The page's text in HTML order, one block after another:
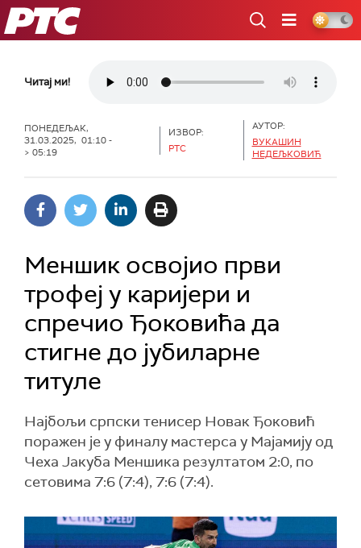
РТС
Читај ми!
ПОНЕДЕЉАК,
31.03.2025, 01:10 -
> 05:19
ИЗВОР:
РТС
АУТОР:
ВУКАШИН
НЕДЕЉКОВИЋ
Меншик освојио први
трофеј у каријери и
спречио Ђоковића да
стигне до јубиларне
титуле
Најбољи српски тенисер Новак Ђоковић
поражен је у финалу мастерса у Мајамију од
Чеха Јакуба Меншика резултатом 2:0, по
сетовима 7:6 (7:4), 7:6 (7:4).